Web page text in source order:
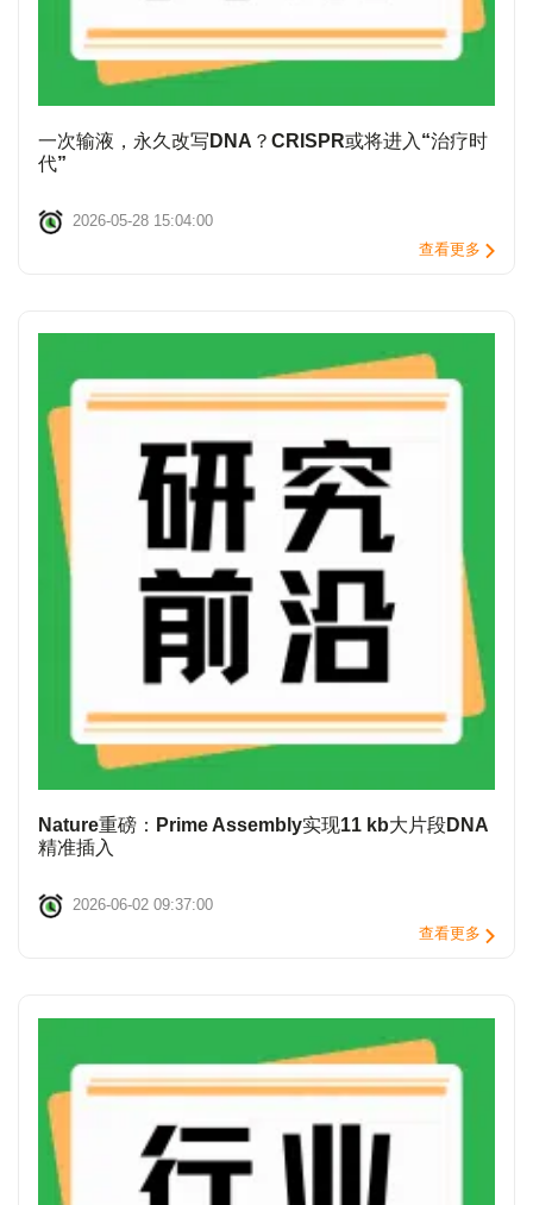
一次输液，永久改写DNA？CRISPR或将进入“治疗时
代”
2026-05-28 15:04:00
查看更多
Nature重磅：Prime Assembly实现11 kb大片段DNA
精准插入
2026-06-02 09:37:00
查看更多